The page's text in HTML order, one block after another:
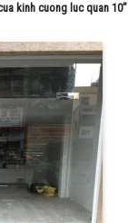
kinh cuong luc quan 10”